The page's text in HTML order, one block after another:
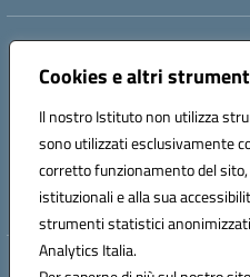
Cookies e altri
Il nostro Istituto non utilizza
sono utilizzati esclusivamente
corretto funzionamento del
istituzionali e alla sua
strumenti statistici
Analytics Italia.
Indirizzo:Via Canale 1, Ancona
Centralino:071 204723 Email:
Codice fiscale: 93020970427
Codice meccanografico:
ANPC010006
Codice unico di fatturazione (CUF):
Hosting &